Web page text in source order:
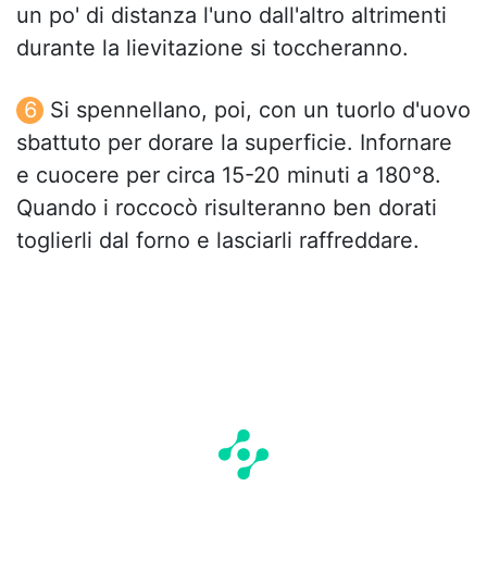
un po' di distanza l'uno dall'altro altrimenti
durante la lievitazione si toccheranno.
Si spennellano, poi, con un tuorlo d'uovo
sbattuto per dorare la superficie. Infornare
e cuocere per circa 15-20 minuti a 180°8.
Quando i roccocò risulteranno ben dorati
toglierli dal forno e lasciarli raffreddare.